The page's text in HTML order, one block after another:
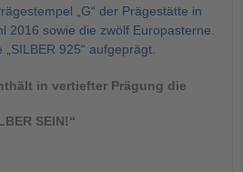
„G“ der Prägestätte in
2016 sowie die zwölf Europasterne.
925“ aufgeprägt.
in vertiefter Prägung die
SEIN!“